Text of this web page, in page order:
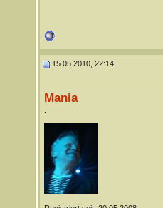
15.05.2010, 22:14
Mania